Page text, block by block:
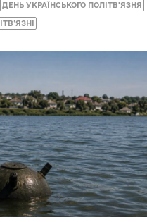
ДЕНЬ УКРАЇНСЬКОГО ПОЛІТВ'ЯЗНЯ